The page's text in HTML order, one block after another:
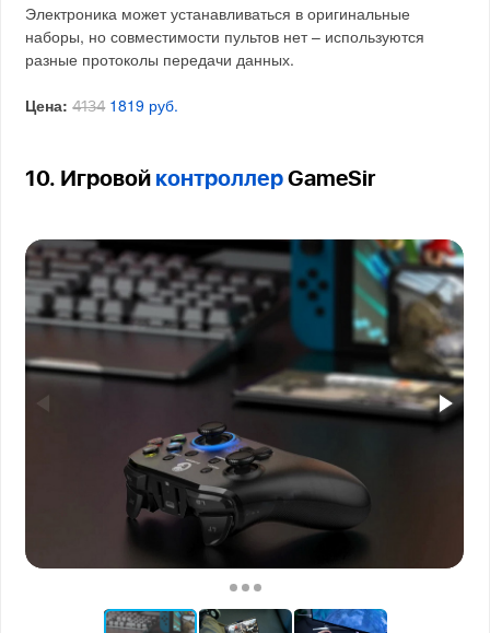
Электроника может устанавливаться в оригинальные
наборы, но совместимости пультов нет – используются
разные протоколы передачи данных.
Цена: 4134 1819 руб.
10. Игровой контроллер GameSir